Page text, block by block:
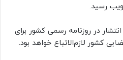
رسید.
در روزنامه رسمی کشور برای
کشور لازم‌الاتباع خواهد بود.